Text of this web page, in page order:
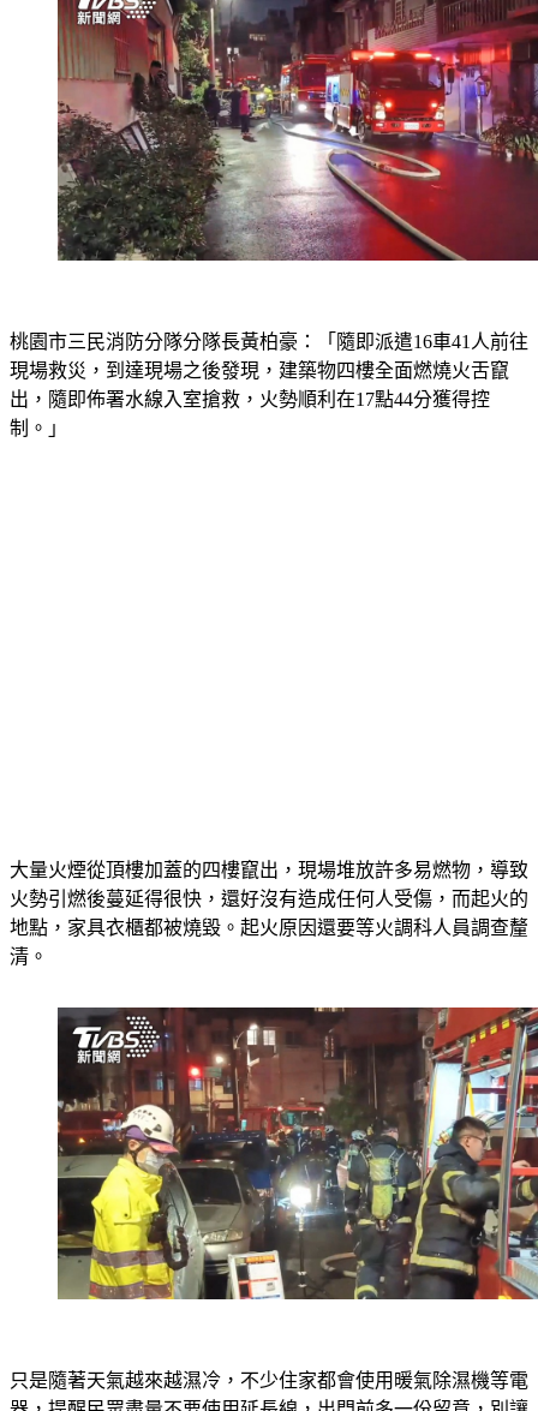
現場救災，到達現場之後發現，建築物四樓全面燃燒火舌竄
出，隨即佈署水線入室搶救，火勢順利在17點44分獲得控
制。」
火勢引燃後蔓延得很快，還好沒有造成任何人受傷，而起火的
地點，家具衣櫃都被燒毀。起火原因還要等火調科人員調查釐
清。
器，提醒民眾盡量不要使用延長線，出門前多一份留意，別讓